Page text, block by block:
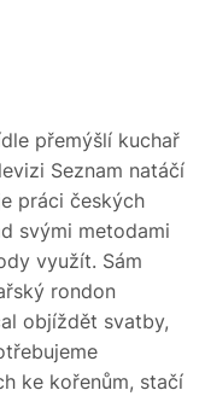
přemýšlí kuchař
Seznam natáčí
práci českých
svými metodami
využít. Sám
rondon
objíždět svatby,
ke kořenům, stačí